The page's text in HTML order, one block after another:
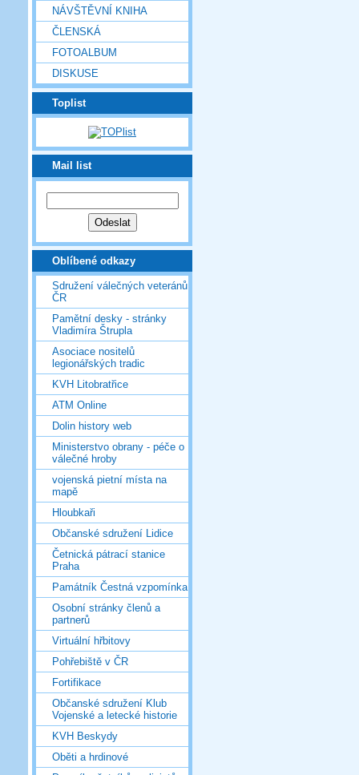
NÁVŠTĚVNÍ KNIHA
ČLENSKÁ
FOTOALBUM
DISKUSE
Toplist
Mail list
Oblíbené odkazy
Sdružení válečných veteránů
ČR
Pamětní desky - stránky
Vladimíra Štrupla
Asociace nositelů
legionářských tradic
KVH Litobratřice
ATM Online
Dolin history web
Ministerstvo obrany - péče o
válečné hroby
vojenská pietní místa na
mapě
Hloubkaři
Občanské sdružení Lidice
Četnická pátrací stanice
Praha
Památník Čestná vzpomínka
Osobní stránky členů a
partnerů
Virtuální hřbitovy
Pohřebiště v ČR
Fortifikace
Občanské sdružení Klub
Vojenské a letecké historie
KVH Beskydy
Oběti a hrdinové